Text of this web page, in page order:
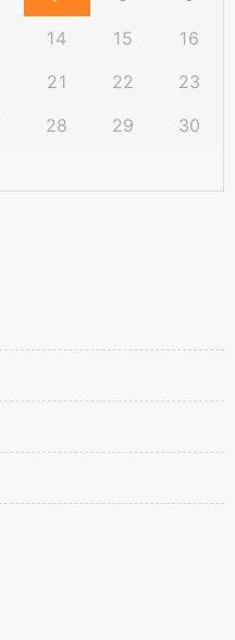
14 15
16
21 22
23
28 29
30